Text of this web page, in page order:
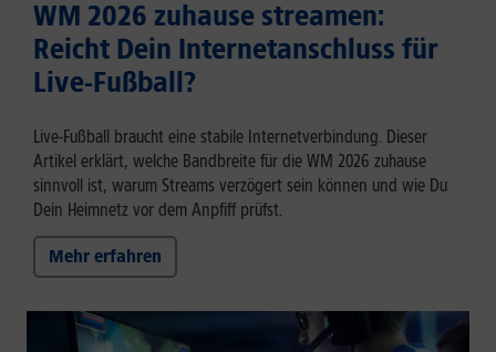
WM 2026 zuhause streamen:
Reicht Dein Internetanschluss für
Live-Fußball?
Live-Fußball braucht eine stabile Internetverbindung. Dieser
Artikel erklärt, welche Bandbreite für die WM 2026 zuhause
sinnvoll ist, warum Streams verzögert sein können und wie Du
Dein Heimnetz vor dem Anpfiff prüfst.
Mehr erfahren